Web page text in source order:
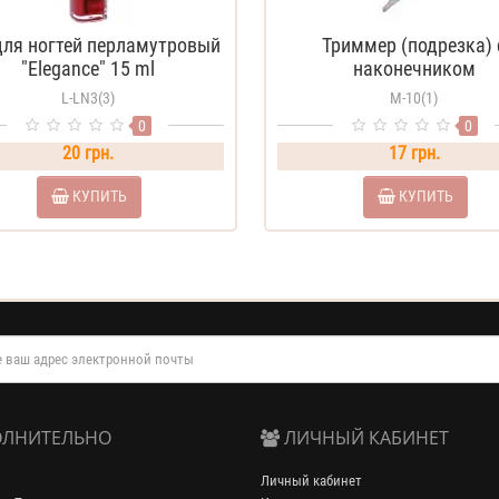
ногтей перламутровый
"Elegance" 15 ml
L-LN3(3)
0
20 грн.
КУПИТЬ
Триммер (подрезка)
наконечником
М-10(1)
0
17 грн.
КУПИТЬ
ЛИЧНЫЙ КАБИНЕТ
Личный кабинет